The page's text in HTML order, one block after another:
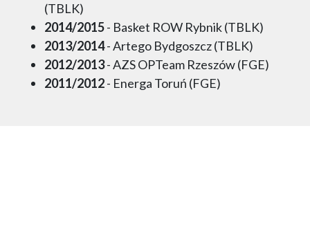
(TBLK)
2014/2015- Basket ROW Rybnik (TBLK)
2013/2014- Artego Bydgoszcz (TBLK)
2012/2013- AZS OPTeam Rzeszów (FGE)
2011/2012- Energa Toruń (FGE)